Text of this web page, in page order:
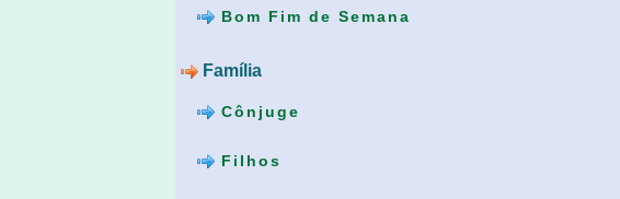
Bom Fim de Semana
Família
Cônjuge
Filhos